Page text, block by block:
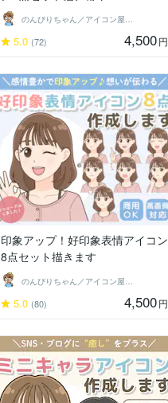
のんびりちゃん／アイコン屋さん
5.0 (72) 4,500円
印象アップ！好印象表情アイコン
8点セット描きます
5.0 (80) 4,500円